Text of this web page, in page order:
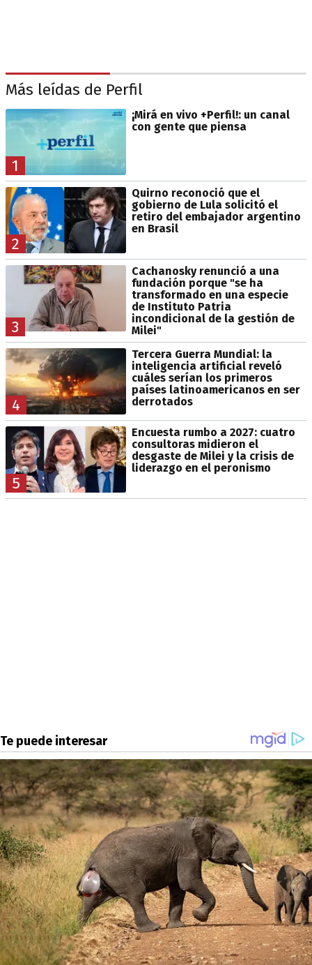
Más leídas de Perfil
1
¡Mirá en vivo +Perfil!: un canal
con gente que piensa
2
Quirno reconoció que el
gobierno de Lula solicitó el
retiro del embajador argentino
en Brasil
3
Cachanosky renunció a una
fundación porque "se ha
transformado en una especie
de Instituto Patria
incondicional de la gestión de
Milei"
4
Tercera Guerra Mundial: la
inteligencia artificial reveló
cuáles serían los primeros
países latinoamericanos en ser
derrotados
5
Encuesta rumbo a 2027: cuatro
consultoras midieron el
desgaste de Milei y la crisis de
liderazgo en el peronismo